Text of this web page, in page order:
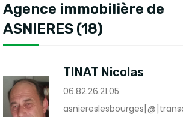
Agence immobilière de
ASNIERES (18)
TINAT Nicolas
06.82.26.21.05